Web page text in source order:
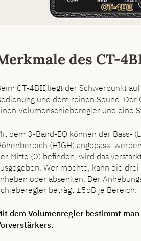
des CT-
CT-4BII liegt der Schwerpunkt
und dem reinen Sound.
Volumenschieberegler und eine
dem 3-Band-EQ können der Bass-
(HIGH) angepasst
Mitte (0) befinden, wird das
Wer möchte, kann die
oder absenken. Der
beträgt ±5dB je Bereich.
dem Volumenregler bestimmt